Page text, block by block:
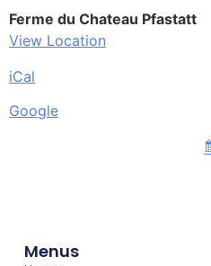
Ferme du Chateau Pfastatt
View Location
iCal
Google
Menus